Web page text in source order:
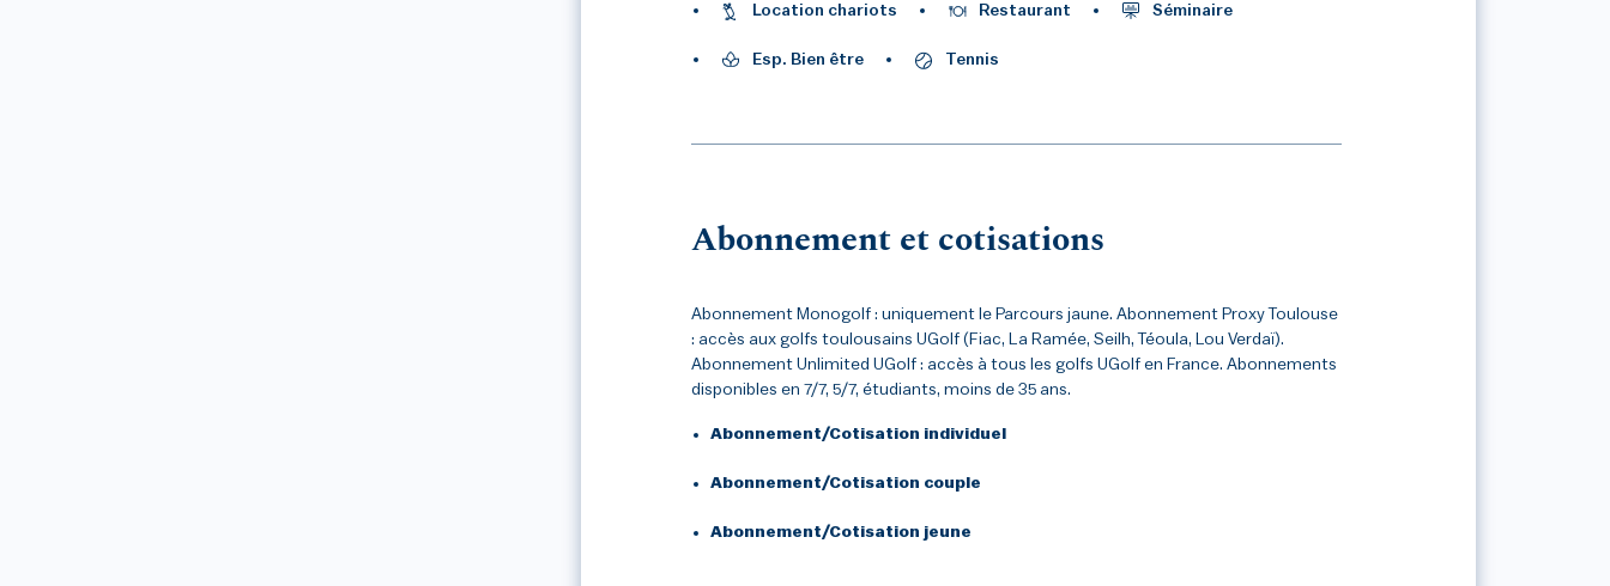
Location chariots Restaurant Séminaire
Esp. Bien être Tennis
Abonnement et cotisations
Abonnement Monogolf : uniquement le Parcours jaune. Abonnement Proxy Toulouse
: accès aux golfs toulousains UGolf (Fiac, La Ramée, Seilh, Téoula, Lou Verdaï).
Abonnement Unlimited UGolf : accès à tous les golfs UGolf en France. Abonnements
disponibles en 7/7, 5/7, étudiants, moins de 35 ans.
Abonnement/Cotisation individuel
Abonnement/Cotisation couple
Abonnement/Cotisation jeune